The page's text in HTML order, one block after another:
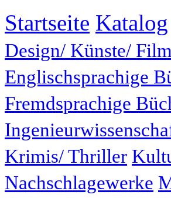
Startseite Katalog
Design/ Künste/ Film
Englischsprachige
Fremdsprachige
Krimis/ Thriller
Nachschlagewerke